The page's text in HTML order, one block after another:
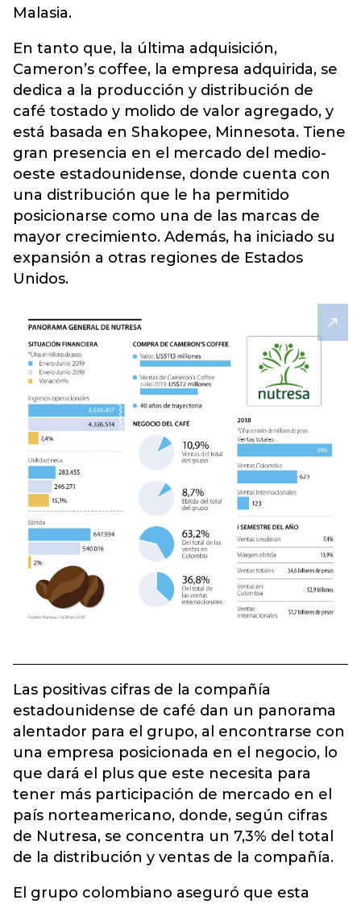
Malasia.
En tanto que, la última adquisición,
Cameron’s coffee, la empresa adquirida, se
dedica a la producción y distribución de
café tostado y molido de valor agregado, y
está basada en Shakopee, Minnesota. Tiene
gran presencia en el mercado del medio-
oeste estadounidense, donde cuenta con
una distribución que le ha permitido
posicionarse como una de las marcas de
mayor crecimiento. Además, ha iniciado su
expansión a otras regiones de Estados
Unidos.
Las positivas cifras de la compañía
estadounidense de café dan un panorama
alentador para el grupo, al encontrarse con
una empresa posicionada en el negocio, lo
que dará el plus que este necesita para
tener más participación de mercado en el
país norteamericano, donde, según cifras
de Nutresa, se concentra un 7,3% del total
de la distribución y ventas de la compañía.
El grupo colombiano aseguró que esta